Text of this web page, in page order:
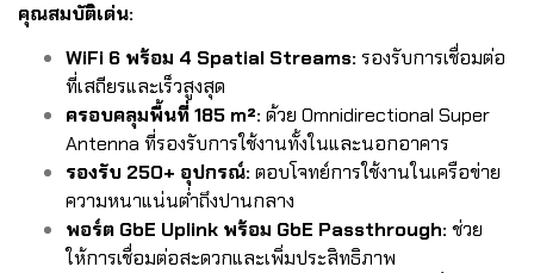
คุณสมบัติเด่น:
WiFi 6 พร้อม 4 Spatial Streams: รองรับการเชื่อมต่อ
ที่เสถียรและเร็วสูงสุด
ครอบคลุมพื้นที่ 185 m²: ด้วย Omnidirectional Super
Antenna ที่รองรับการใช้งานทั้งในและนอกอาคาร
รองรับ 250+ อุปกรณ์: ตอบโจทย์การใช้งานในเครือข่าย
ความหนาแน่นต่ำถึงปานกลาง
พอร์ต GbE Uplink พร้อม GbE Passthrough: ช่วย
ให้การเชื่อมต่อสะดวกและเพิ่มประสิทธิภาพ